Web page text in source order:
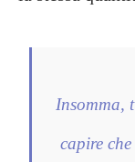
Insomma,
capire